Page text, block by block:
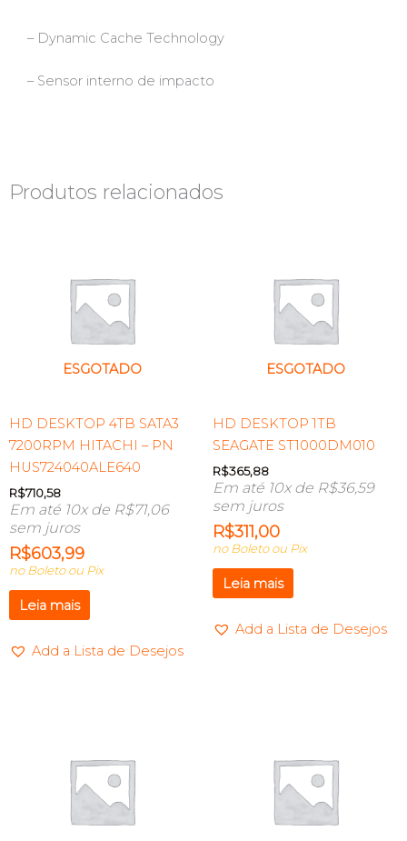
– Dynamic Cache Technology
– Sensor interno de impacto
Produtos relacionados
ESGOTADO
HD DESKTOP 4TB SATA3
7200RPM HITACHI – PN
HUS724040ALE640
R$710,58
Em até 10x de R$71,06
sem juros
R$603,99
no Boleto ou Pix
Leia mais
Add a Lista de Desejos
ESGOTADO
HD DESKTOP 1TB
SEAGATE ST1000DM010
R$365,88
Em até 10x de R$36,59
sem juros
R$311,00
no Boleto ou Pix
Leia mais
Add a Lista de Desejos